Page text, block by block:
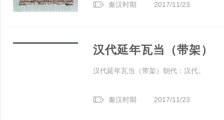
秦汉时期 2017/11/23
秦汉时期 2017/11/23
汉代延年瓦当（带架）
汉代延年瓦当（带架）朝代：汉代。